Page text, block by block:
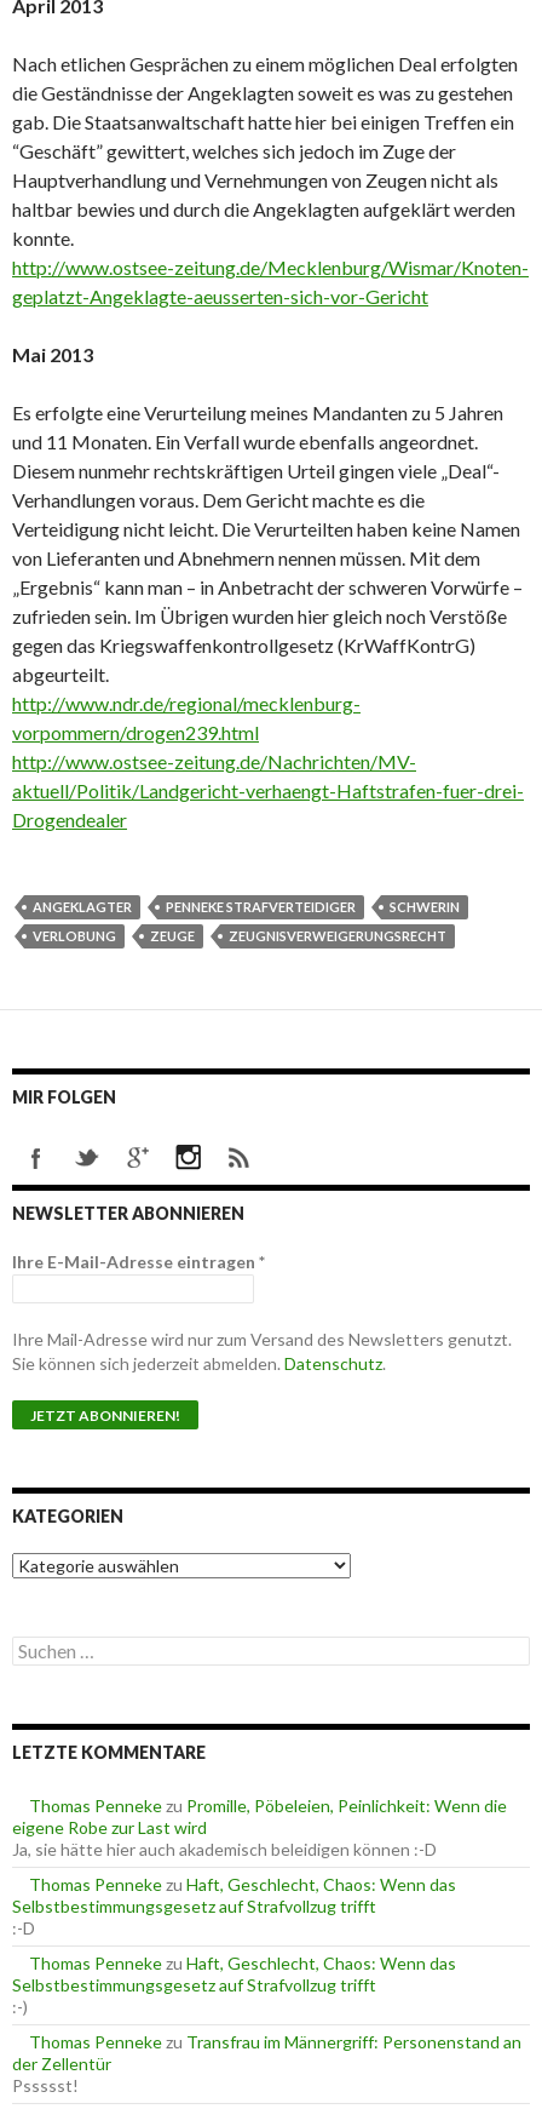
April 2013
Nach etlichen Gesprächen zu einem möglichen Deal erfolgten
die Geständnisse der Angeklagten soweit es was zu gestehen
gab. Die Staatsanwaltschaft hatte hier bei einigen Treffen ein
“Geschäft” gewittert, welches sich jedoch im Zuge der
Hauptverhandlung und Vernehmungen von Zeugen nicht als
haltbar bewies und durch die Angeklagten aufgeklärt werden
konnte.
http://www.ostsee-zeitung.de/Mecklenburg/Wismar/Knoten-
geplatzt-Angeklagte-aeusserten-sich-vor-Gericht
Mai 2013
Es erfolgte eine Verurteilung meines Mandanten zu 5 Jahren
und 11 Monaten. Ein Verfall wurde ebenfalls angeordnet.
Diesem nunmehr rechtskräftigen Urteil gingen viele „Deal“-
Verhandlungen voraus. Dem Gericht machte es die
Verteidigung nicht leicht. Die Verurteilten haben keine Namen
von Lieferanten und Abnehmern nennen müssen. Mit dem
„Ergebnis“ kann man – in Anbetracht der schweren Vorwürfe –
zufrieden sein. Im Übrigen wurden hier gleich noch Verstöße
gegen das Kriegswaffenkontrollgesetz (KrWaffKontrG)
abgeurteilt.
http://www.ndr.de/regional/mecklenburg-
vorpommern/drogen239.html
http://www.ostsee-zeitung.de/Nachrichten/MV-
aktuell/Politik/Landgericht-verhaengt-Haftstrafen-fuer-drei-
Drogendealer
ANGEKLAGTER PENNEKE STRAFVERTEIDIGER
SCHWERIN
VERLOBUNG
ZEUGE ZEUGNISVERWEIGERUNGSRECHT
MIR FOLGEN
NEWSLETTER ABONNIEREN
Ihre E-Mail-Adresse eintragen *
Ihre Mail-Adresse wird nur zum Versand des Newsletters genutzt.
Sie können sich jederzeit abmelden. Datenschutz.
KATEGORIEN
K
a
g
o
n
S
u
e
n
c
h
:
LETZTE KOMMENTARE
Thomas Pennekezu Promille, Pöbeleien, Peinlichkeit: Wenn die
eigene Robe zur Last wird
Ja, sie hätte hier auch akademisch beleidigen können :-D
Thomas Pennekezu Haft, Geschlecht, Chaos: Wenn das
Selbstbestimmungsgesetz auf Strafvollzug trifft
:-D
Thomas Pennekezu Haft, Geschlecht, Chaos: Wenn das
Selbstbestimmungsgesetz auf Strafvollzug trifft
:-)
Thomas Pennekezu Transfrau im Männergriff: Personenstand an
der Zellentür
Pssssst!